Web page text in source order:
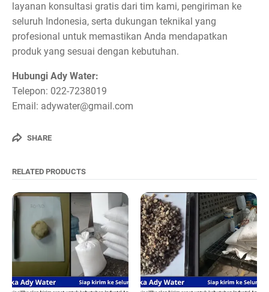
layanan konsultasi gratis dari tim kami, pengiriman ke
seluruh Indonesia, serta dukungan teknikal yang
profesional untuk memastikan Anda mendapatkan
produk yang sesuai dengan kebutuhan.
Hubungi Ady Water:
Telepon: 022-7238019
Email: adywater@gmail.com
SHARE
RELATED PRODUCTS